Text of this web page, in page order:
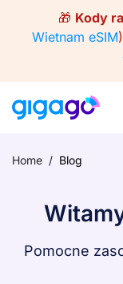
🎁 Kody
Wietnam eSIM
Home / Blog
Pomocne